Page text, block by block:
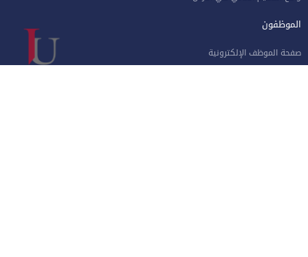
الموظفون
صفحة الموظف الإلكترونية